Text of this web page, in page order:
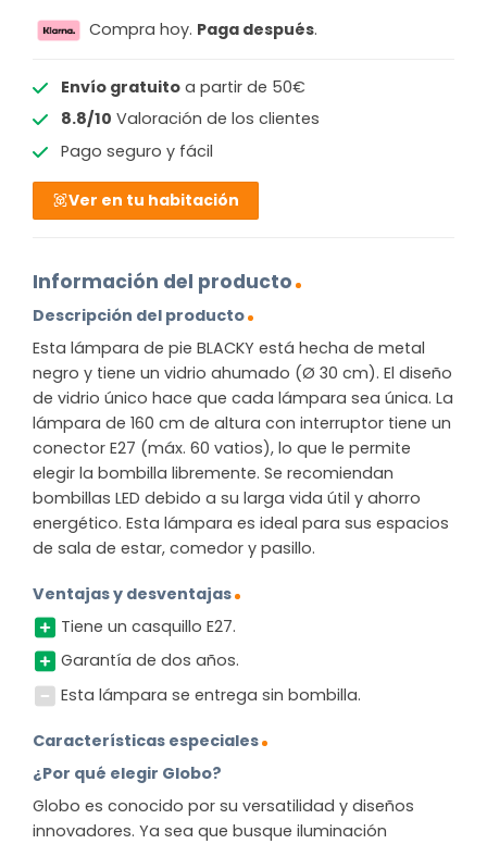
Compra hoy. Paga después.
Envío gratuitoa partir de 50€
8.8/10 Valoración de los clientes
Pago seguro y fácil
Ver en tu habitación
Información del producto
Descripción del producto
Esta lámpara de pie BLACKY está hecha de metal
negro y tiene un vidrio ahumado (Ø 30 cm). El diseño
de vidrio único hace que cada lámpara sea única. La
lámpara de 160 cm de altura con interruptor tiene un
conector E27 (máx. 60 vatios), lo que le permite
elegir la bombilla libremente. Se recomiendan
bombillas LED debido a su larga vida útil y ahorro
energético. Esta lámpara es ideal para sus espacios
de sala de estar, comedor y pasillo.
Ventajas y desventajas
Tiene un casquillo E27.
Garantía de dos años.
Esta lámpara se entrega sin bombilla.
Características especiales
¿Por qué elegir Globo?
Globo es conocido por su versatilidad y diseños
innovadores. Ya sea que busque iluminación